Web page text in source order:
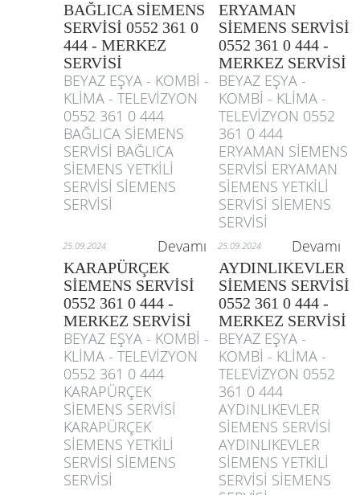
BAĞLICA SİEMENS
SERVİSİ 0552 361 0
444 - MERKEZ
SERVİSİ
ERYAMAN
SİEMENS SERVİSİ
0552 361 0 444 -
MERKEZ SERVİSİ
BEYAZ EŞYA - KOMBİ -
KLİMA - TELEVİZYON
0552 361 0 444
BAĞLICA SİEMENS
SERVİSİ BAĞLICA
SİEMENS YETKİLİ
SERVİSİ SİEMENS
SERVİSİ
BEYAZ EŞYA -
KOMBİ - KLİMA -
TELEVİZYON 0552
361 0 444
ERYAMAN SİEMENS
SERVİSİ ERYAMAN
SİEMENS YETKİLİ
SERVİSİ SİEMENS
SERVİSİ
25.09.2024 Devamı 25.09.2024 Devamı
KARAPÜRÇEK
SİEMENS SERVİSİ
0552 361 0 444 -
MERKEZ SERVİSİ
AYDINLIKEVLER
SİEMENS SERVİSİ
0552 361 0 444 -
MERKEZ SERVİSİ
BEYAZ EŞYA - KOMBİ -
KLİMA - TELEVİZYON
0552 361 0 444
KARAPÜRÇEK
SİEMENS SERVİSİ
KARAPÜRÇEK
SİEMENS YETKİLİ
SERVİSİ SİEMENS
SERVİSİ
BEYAZ EŞYA -
KOMBİ - KLİMA -
TELEVİZYON 0552
361 0 444
AYDINLIKEVLER
SİEMENS SERVİSİ
AYDINLIKEVLER
SİEMENS YETKİLİ
SERVİSİ SİEMENS